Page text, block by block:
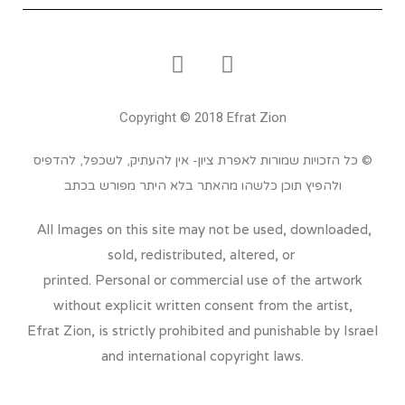
Copyright © 2018 Efrat Zion
© כל הזכויות שמורות לאפרת ציון- אין להעתיק, לשכפל, להדפיס
ולהפיץ תוכן כלשהו מהאתר בלא היתר מפורש בכתב
All Images on this site may not be used, downloaded,
sold, redistributed, altered, or
printed. Personal or commercial use of the artwork
without explicit written consent from the artist,
Efrat Zion, is strictly prohibited and punishable by Israel
and international copyright laws.